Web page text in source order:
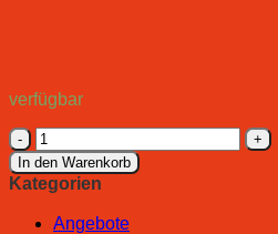
verfügbar
Alpha
Kaiju
662
XUL
Menge
In den Warenkorb
Kategorien
Angebote